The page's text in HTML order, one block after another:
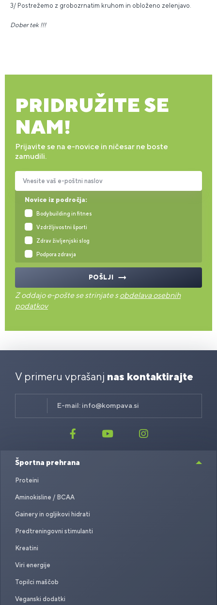
3/ Postrežemo z grobozrnatim kruhom in obloženo zelenjavo.
Dober tek !!!
PRIDRUŽITE SE
NAM!
Prijavite se na e-novice in ničesar ne boste
zamudili.
Novice iz področja:
Bodybuilding in fitnes
Vzdržljivostni športi
Zdrav življenjski slog
Podpora zdravja
Vnesite vaš e-poštni naslov
POŠLJI
Z oddajo e-pošte se strinjate sobdelava osebnih
podatkov
V primeru vprašanj nas kontaktirajte
E-mail: info@kompava.si
Športna prehrana
Proteini
Aminokisline / BCAA
Gainery in ogljikovi hidrati
Predtreningovni stimulanti
Kreatini
Viri energije
Topilci maščob
Veganski dodatki